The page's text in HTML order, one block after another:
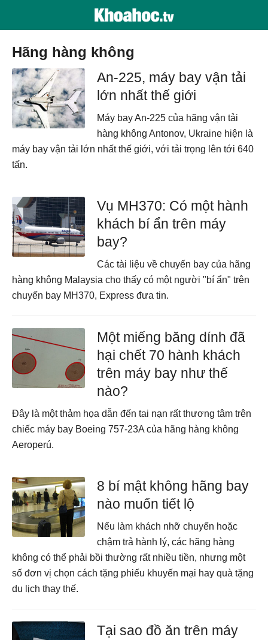
hãng hàng không
An-225, máy bay vận tải
lớn nhất thế giới
Máy bay An-225 của hãng vận tải
hàng không Antonov, Ukraine hiện là
máy bay vận tải lớn nhất thế giới, với tải trọng lên tới 640
tấn.
Vụ MH370: Có một hành
khách bí ẩn trên máy
bay?
Các tài liệu về chuyến bay của hãng
hàng không Malaysia cho thấy có một người "bí ẩn" trên
chuyến bay MH370, Express đưa tin.
Một miếng băng dính đã
hại chết 70 hành khách
trên máy bay như thế
nào?
Đây là một thảm họa dẫn đến tai nạn rất thương tâm trên
chiếc máy bay Boeing 757-23A của hãng hàng không
Aeroperú.
8 bí mật không hãng bay
nào muốn tiết lộ
Nếu làm khách nhỡ chuyến hoặc
chậm trả hành lý, các hãng hàng
không có thể phải bồi thường rất nhiều tiền, nhưng một
số đơn vị chọn cách tặng phiếu khuyến mại hay quà tặng
du lịch thay thế.
Tại sao đồ ăn trên máy